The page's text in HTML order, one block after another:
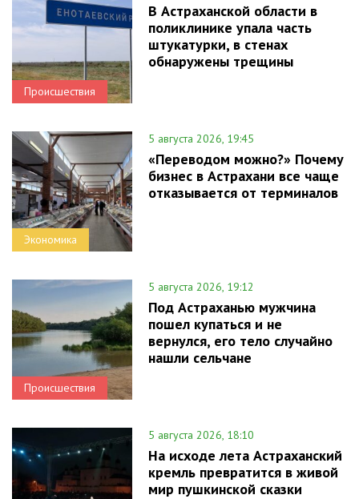
Происшествия
В Астраханской области в
поликлинике упала часть
штукатурки, в стенах
обнаружены трещины
Экономика
5 августа 2026, 19:45
«Переводом можно?» Почему
бизнес в Астрахани все чаще
отказывается от терминалов
Происшествия
5 августа 2026, 19:12
Под Астраханью мужчина
пошел купаться и не
вернулся, его тело случайно
нашли сельчане
5 августа 2026, 18:10
На исходе лета Астраханский
кремль превратится в живой
мир пушкинской сказки